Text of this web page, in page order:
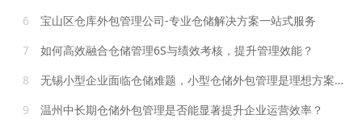
6
宝山区仓库外包管理公司-专业仓储解决方案一站式服务
7
如何高效融合仓储管理6S与绩效考核，提升管理效能？
8
无锡小型企业面临仓储难题，小型仓储外包管理是理想方案吗？
9
温州中长期仓储外包管理是否能显著提升企业运营效率？